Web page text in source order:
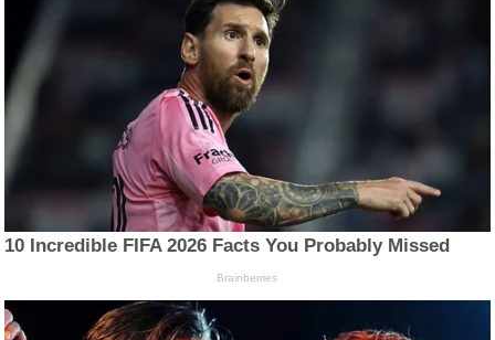
10 Incredible FIFA 2026 Facts You Probably Missed
Brainberries